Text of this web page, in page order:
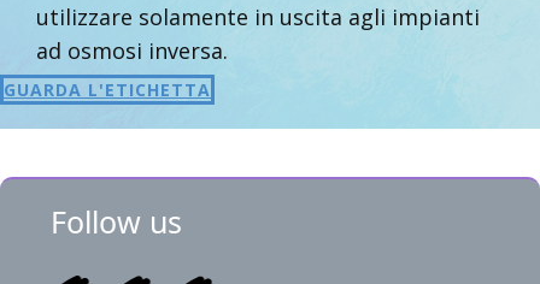
utilizzare solamente in uscita agli impianti
ad osmosi inversa.
GUARDA L'ETICHETTA
Follow us